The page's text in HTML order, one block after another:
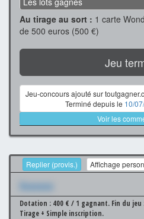
Au tirage au sort : 1 carte
de 500 euros (500 €)
Jeu
Jeu-concours ajouté sur
Terminé depuis le 10/
Voir les
Replier (provis.) Affichage
Xxxxxxx
Dotation : 400 € / 1 gagnant. Fin du
Tirage + Simple inscription.